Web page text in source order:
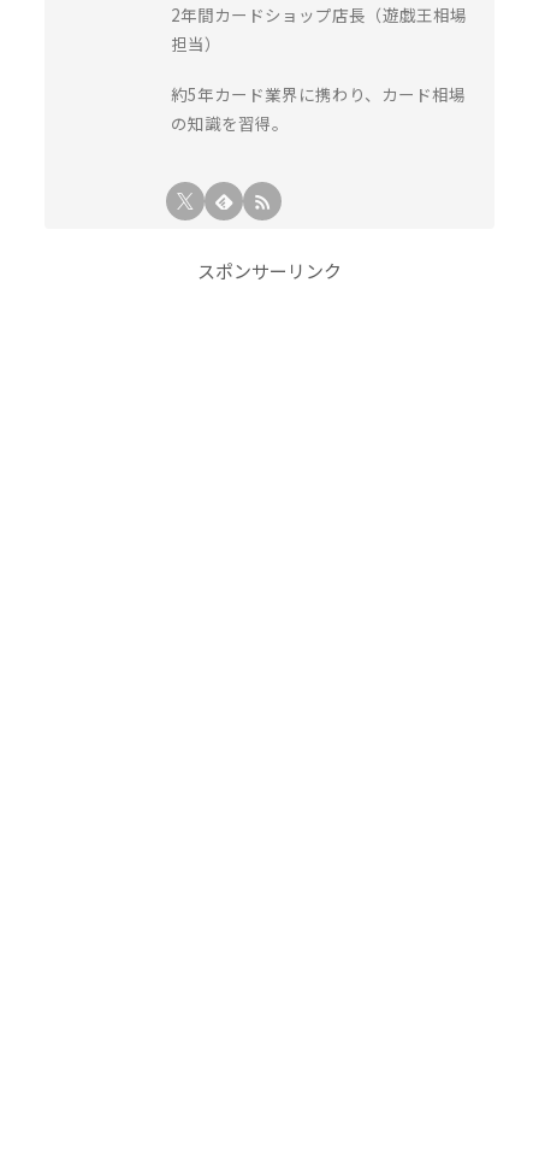
2年間カードショップ店長（遊戯王相場
担当）
約5年カード業界に携わり、カード相場
の知識を習得。
スポンサーリンク